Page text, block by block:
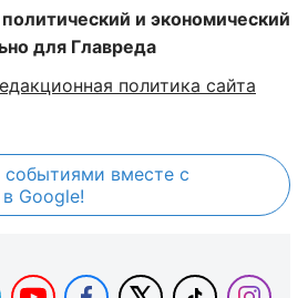
и экономический
для Главреда
политика сайта
событиями вместе с
Google!